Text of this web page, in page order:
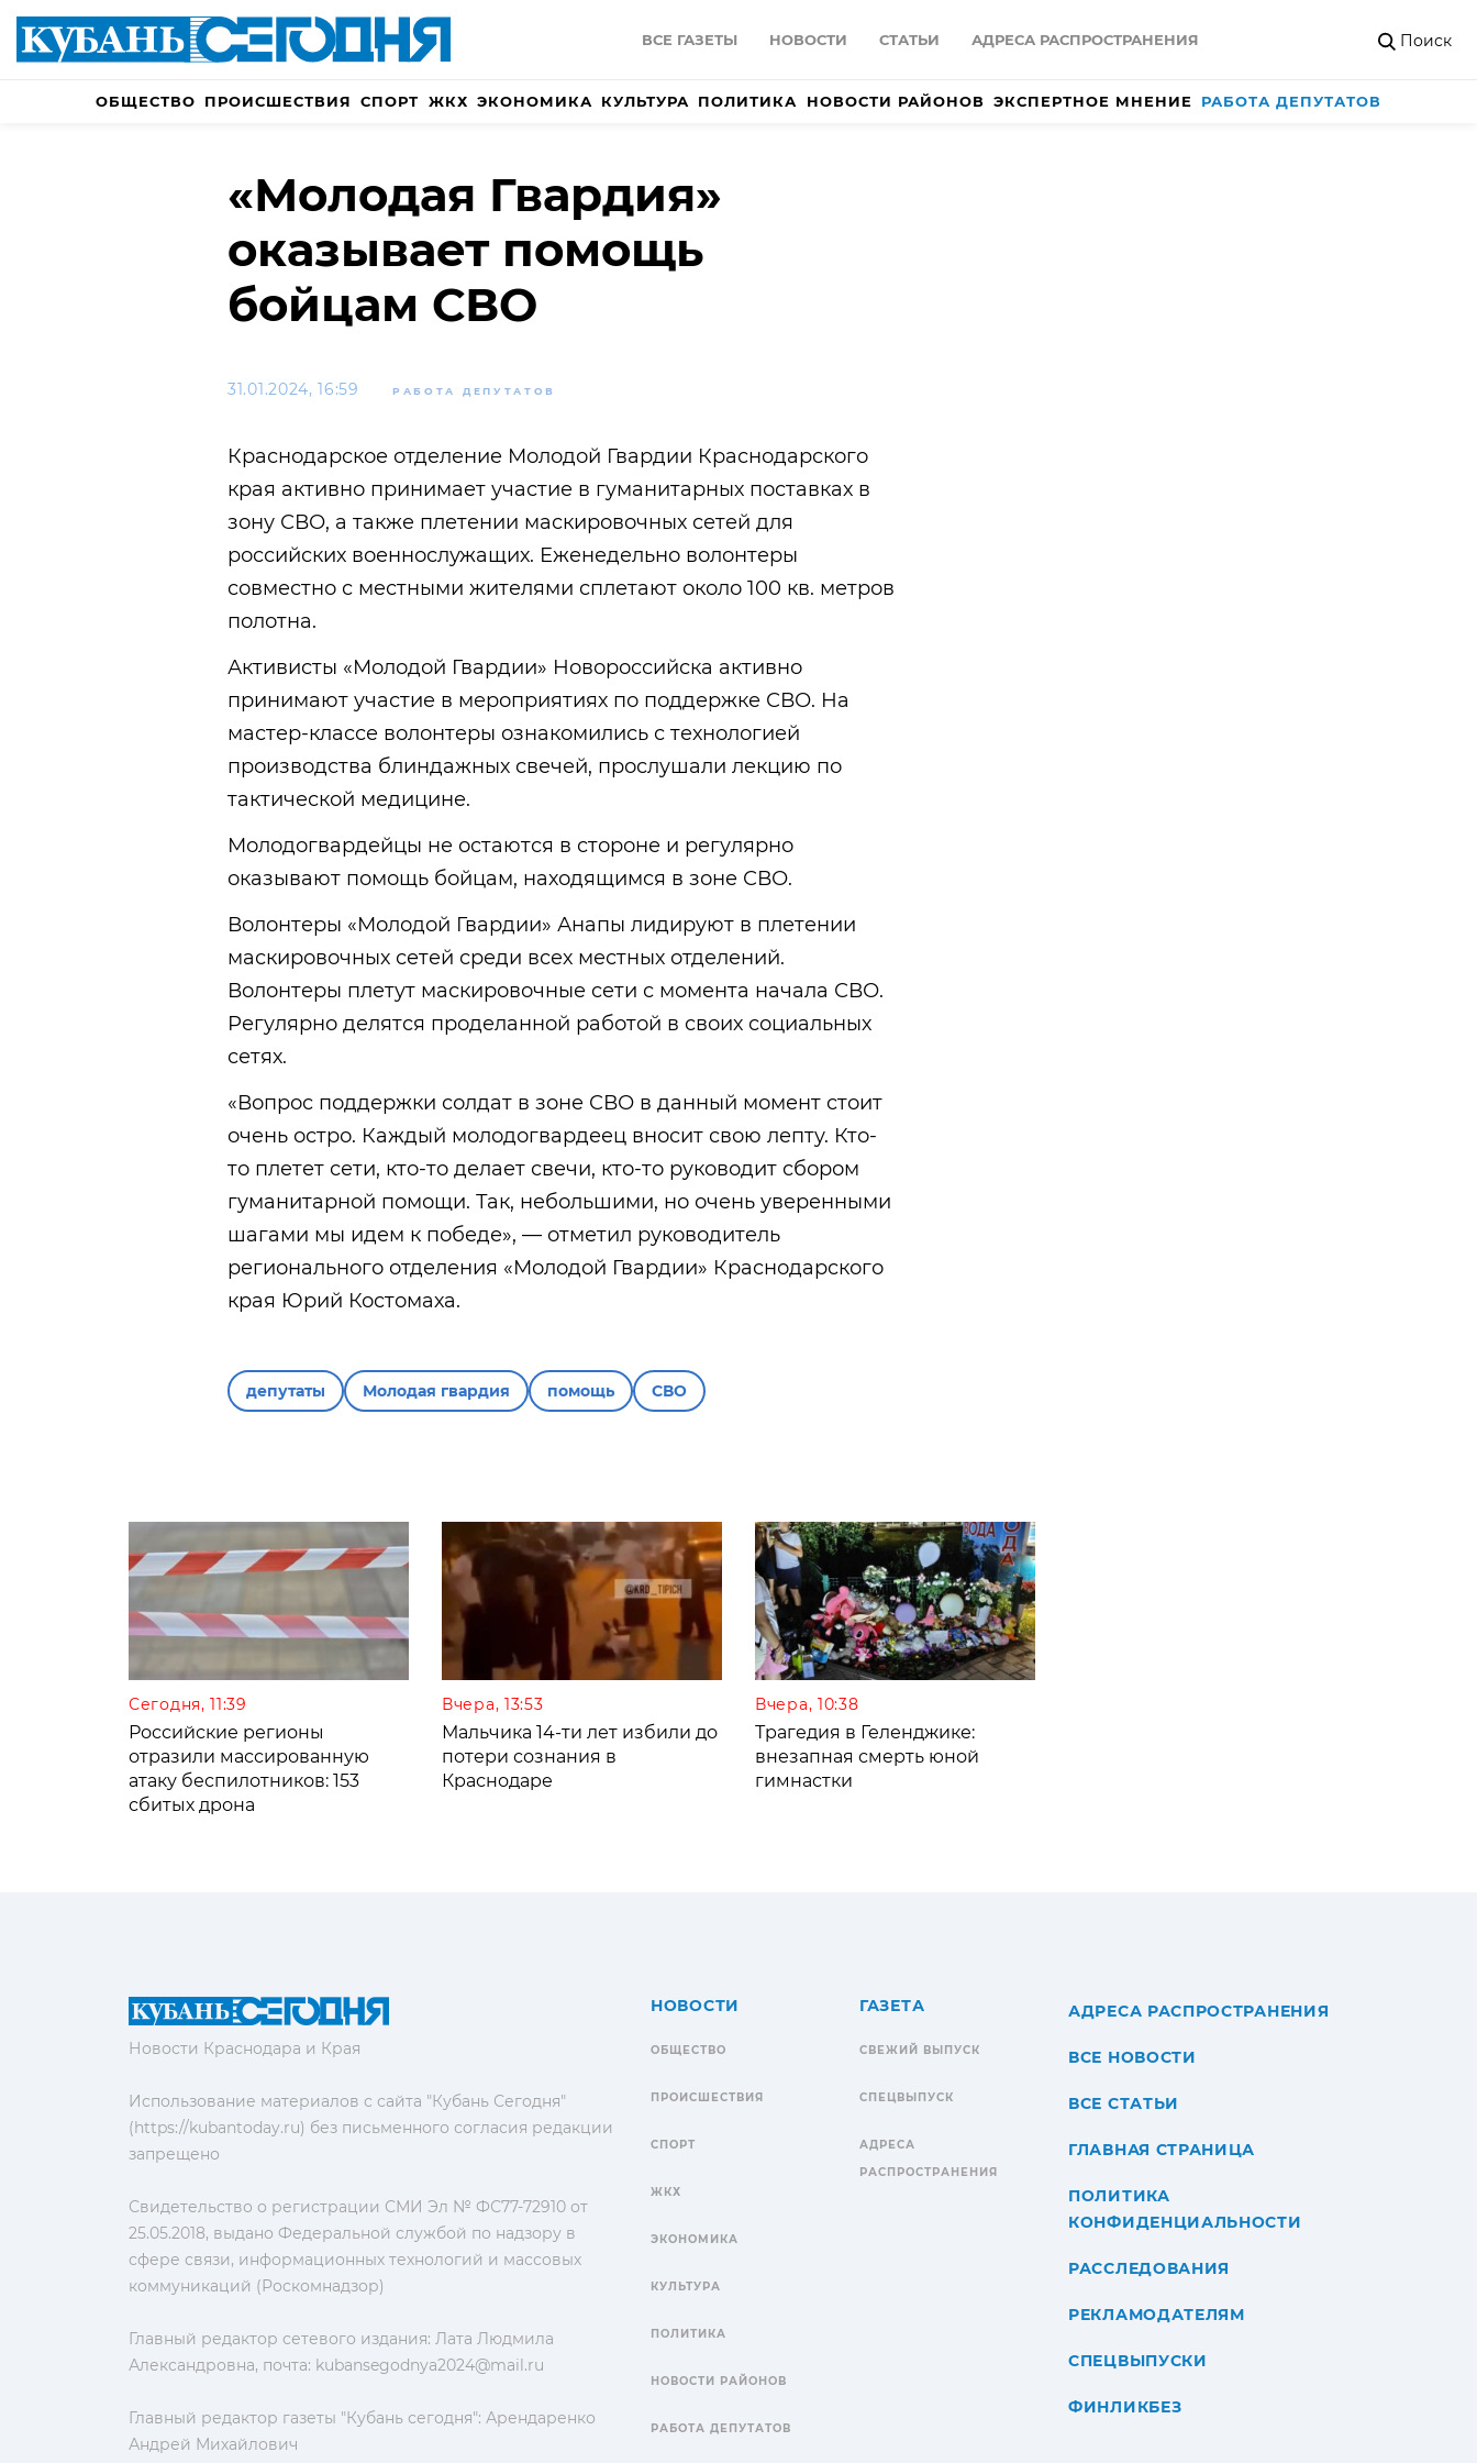
ВСЕ ГАЗЕТЫ НОВОСТИ СТАТЬИ АДРЕСА РАСПРОСТРАНЕНИЯ Поиск
ОБЩЕСТВО ПРОИСШЕСТВИЯ СПОРТ ЖКХ ЭКОНОМИКА КУЛЬТУРА ПОЛИТИКА НОВОСТИ РАЙОНОВ ЭКСПЕРТНОЕ МНЕНИЕ РАБОТА ДЕПУТАТОВ
«Молодая Гвардия»
оказывает помощь
бойцам СВО
31.01.2024, 16:59 РАБОТА ДЕПУТАТОВ
Краснодарское отделение Молодой Гвардии Краснодарского
края активно принимает участие в гуманитарных поставках в
зону СВО, а также плетении маскировочных сетей для
российских военнослужащих. Еженедельно волонтеры
совместно с местными жителями сплетают около 100 кв. метров
полотна.
Активисты «Молодой Гвардии» Новороссийска активно
принимают участие в мероприятиях по поддержке СВО. На
мастер-классе волонтеры ознакомились с технологией
производства блиндажных свечей, прослушали лекцию по
тактической медицине.
Молодогвардейцы не остаются в стороне и регулярно
оказывают помощь бойцам, находящимся в зоне СВО.
Волонтеры «Молодой Гвардии» Анапы лидируют в плетении
маскировочных сетей среди всех местных отделений.
Волонтеры плетут маскировочные сети с момента начала СВО.
Регулярно делятся проделанной работой в своих социальных
сетях.
«Вопрос поддержки солдат в зоне СВО в данный момент стоит
очень остро. Каждый молодогвардеец вносит свою лепту. Кто-
то плетет сети, кто-то делает свечи, кто-то руководит сбором
гуманитарной помощи. Так, небольшими, но очень уверенными
шагами мы идем к победе», — отметил руководитель
регионального отделения «Молодой Гвардии» Краснодарского
края Юрий Костомаха.
депутаты Молодая гвардия помощь СВО
Сегодня, 11:39
Российские регионы
отразили массированную
атаку беспилотников: 153
сбитых дрона
Вчера, 13:53
Мальчика 14-ти лет избили до
потери сознания в
Краснодаре
Вчера, 10:38
Трагедия в Геленджике:
внезапная смерть юной
гимнастки
Новости Краснодара и Края
Использование материалов с сайта "Кубань Сегодня"
(https://kubantoday.ru) без письменного согласия редакции
запрещено
Свидетельство о регистрации СМИ Эл № ФС77-72910 от
25.05.2018, выдано Федеральной службой по надзору в
сфере связи, информационных технологий и массовых
коммуникаций (Роскомнадзор)
Главный редактор сетевого издания: Лата Людмила
Александровна, почта: kubansegodnya2024@mail.ru
Главный редактор газеты "Кубань сегодня": Арендаренко
Андрей Михайлович
НОВОСТИ
ОБЩЕСТВО
ПРОИСШЕСТВИЯ
СПОРТ
ЖКХ
ЭКОНОМИКА
КУЛЬТУРА
ПОЛИТИКА
НОВОСТИ РАЙОНОВ
РАБОТА ДЕПУТАТОВ
ГАЗЕТА
СВЕЖИЙ ВЫПУСК
СПЕЦВЫПУСК
АДРЕСА
РАСПРОСТРАНЕНИЯ
АДРЕСА РАСПРОСТРАНЕНИЯ
ВСЕ НОВОСТИ
ВСЕ СТАТЬИ
ГЛАВНАЯ СТРАНИЦА
ПОЛИТИКА
КОНФИДЕНЦИАЛЬНОСТИ
РАССЛЕДОВАНИЯ
РЕКЛАМОДАТЕЛЯМ
СПЕЦВЫПУСКИ
ФИНЛИКБЕЗ